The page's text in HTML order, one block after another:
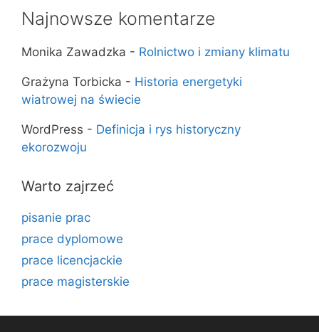
Najnowsze komentarze
Monika Zawadzka - Rolnictwo i zmiany klimatu
Grażyna Torbicka - Historia energetyki
wiatrowej na świecie
WordPress - Definicja i rys historyczny
ekorozwoju
Warto zajrzeć
pisanie prac
prace dyplomowe
prace licencjackie
prace magisterskie